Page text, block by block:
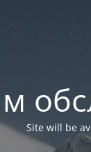
Site will be